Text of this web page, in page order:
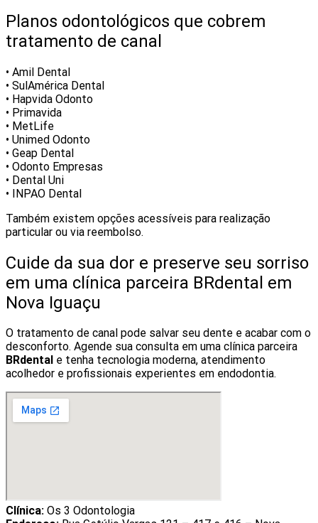
Planos odontológicos que cobrem
tratamento de canal
• Amil Dental
• SulAmérica Dental
• Hapvida Odonto
• Primavida
• MetLife
• Unimed Odonto
• Geap Dental
• Odonto Empresas
• Dental Uni
• INPAO Dental
Também existem opções acessíveis para realização
particular ou via reembolso.
Cuide da sua dor e preserve seu sorriso
em uma clínica parceira BRdental em
Nova Iguaçu
O tratamento de canal pode salvar seu dente e acabar com o
desconforto. Agende sua consulta em uma clínica parceira
BRdental e tenha tecnologia moderna, atendimento
acolhedor e profissionais experientes em endodontia.
Clínica: Os 3 Odontologia